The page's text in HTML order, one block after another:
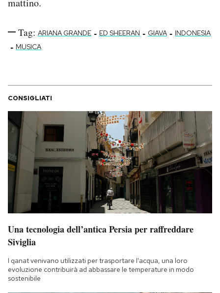
Tag: ARIANA GRANDE - ED SHEERAN - GIAVA - INDONESIA
- MUSICA
CONSIGLIATI
Una tecnologia dell’antica Persia per raffreddare
Siviglia
I qanat venivano utilizzati per trasportare l'acqua, una loro
evoluzione contribuirà ad abbassare le temperature in modo
sostenibile